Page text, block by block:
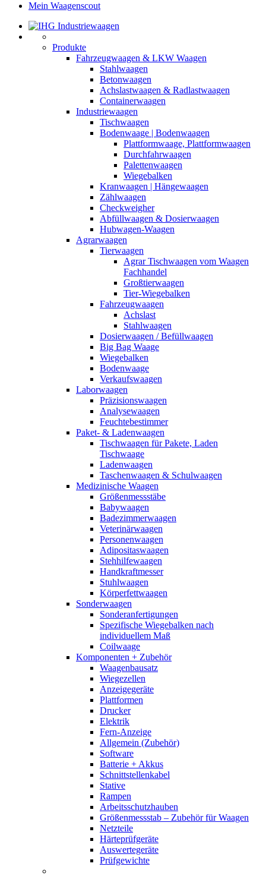
Mein Waagenscout
Produkte
Fahrzeugwaagen & LKW Waagen
Stahlwaagen
Betonwaagen
Achslastwaagen & Radlastwaagen
Containerwaagen
Industriewaagen
Tischwaagen
Bodenwaage | Bodenwaagen
Plattformwaage, Plattformwaagen
Durchfahrwaagen
Palettenwaagen
Wiegebalken
Kranwaagen | Hängewaagen
Zählwaagen
Checkweigher
Abfüllwaagen & Dosierwaagen
Hubwagen-Waagen
Agrarwaagen
Tierwaagen
Agrar Tischwaagen vom Waagen
Fachhandel
Großtierwaagen
Tier-Wiegebalken
Fahrzeugwaagen
Achslast
Stahlwaagen
Dosierwaagen / Befüllwaagen
Big Bag Waage
Wiegebalken
Bodenwaage
Verkaufswaagen
Laborwaagen
Präzisionswaagen
Analysewaagen
Feuchtebestimmer
Paket- & Ladenwaagen
Tischwaagen für Pakete, Laden
Tischwaage
Ladenwaagen
Taschenwaagen & Schulwaagen
Medizinische Waagen
Größenmessstäbe
Babywaagen
Badezimmerwaagen
Veterinärwaagen
Personenwaagen
Adipositaswaagen
Stehhilfewaagen
Handkraftmesser
Stuhlwaagen
Körperfettwaagen
Sonderwaagen
Sonderanfertigungen
Spezifische Wiegebalken nach
individuellem Maß
Coilwaage
Komponenten + Zubehör
Waagenbausatz
Wiegezellen
Anzeigegeräte
Plattformen
Drucker
Elektrik
Fern-Anzeige
Allgemein (Zubehör)
Software
Batterie + Akkus
Schnittstellenkabel
Stative
Rampen
Arbeitsschutzhauben
Größenmessstab – Zubehör für Waagen
Netzteile
Härteprüfgeräte
Auswertegeräte
Prüfgewichte